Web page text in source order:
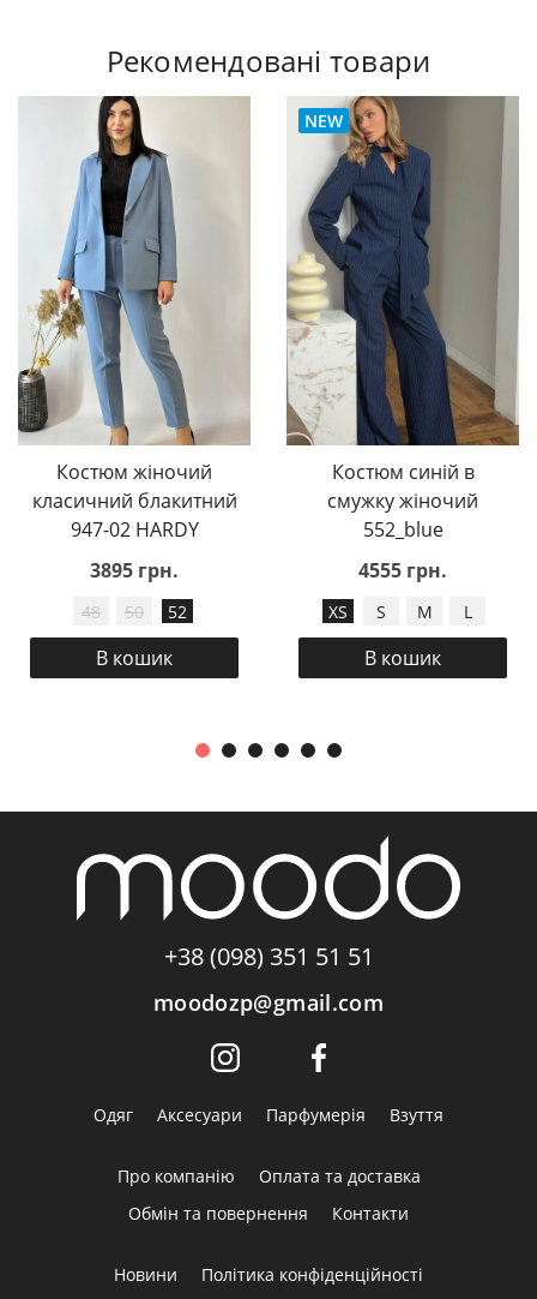
Рекомендовані товари
Костюм жіночий
класичний блакитний
947-02 HARDY
3895 грн.
48 50 52
В кошик
NEW
Костюм синій в
смужку жіночий
552_blue
4555 грн.
XS S M L
В кошик
+38 (098) 351 51 51
moodozp@gmail.com
Одяг Аксесуари Парфумерія Взуття
Про компанію
Оплата та доставка
Обмін та повернення
Контакти
Новини Політика конфіденційності